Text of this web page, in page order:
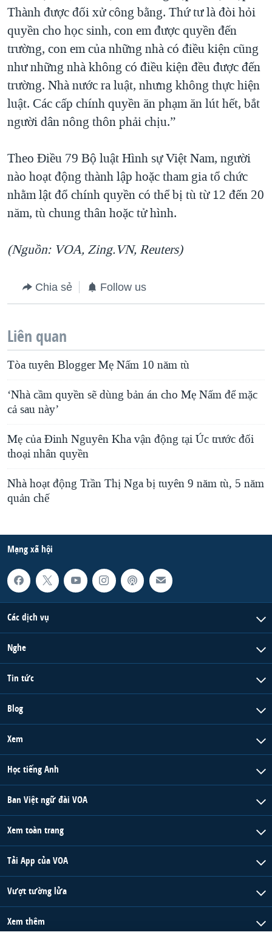
Thành được đối xử công bằng. Thứ tư là đòi hỏi
quyền cho học sinh, con em được quyền đến
trường, con em của những nhà có điều kiện cũng
như những nhà không có điều kiện đều được đến
trường. Nhà nước ra luật, nhưng không thực hiện
luật. Các cấp chính quyền ăn phạm ăn lút hết, bắt
người dân nông thôn phải chịu.”
Theo Điều 79 Bộ luật Hình sự Việt Nam, người
nào hoạt động thành lập hoặc tham gia tổ chức
nhằm lật đổ chính quyền có thể bị tù từ 12 đến 20
năm, tù chung thân hoặc tử hình.
(Nguồn: VOA, Zing.VN, Reuters)
Chia sẻ Follow us
Liên quan
Tòa tuyên Blogger Mẹ Nấm 10 năm tù
‘Nhà cầm quyền sẽ dùng bản án cho Mẹ Nấm để mặc
cả sau này’
Mẹ của Đinh Nguyên Kha vận động tại Úc trước đối
thoại nhân quyền
Nhà hoạt động Trần Thị Nga bị tuyên 9 năm tù, 5 năm
quản chế
Mạng xã hội
Các dịch vụ
Nghe
Tin tức
Blog
Xem
Học tiếng Anh
Ban Việt ngữ đài VOA
Xem toàn trang
Tải App của VOA
Vượt tường lửa
Xem thêm